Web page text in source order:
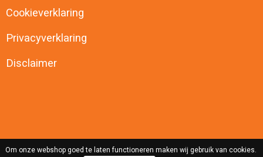
Cookieverklaring
Privacyverklaring
Disclaimer
Om onze webshop goed te laten functioneren maken wij gebruik van cookies.